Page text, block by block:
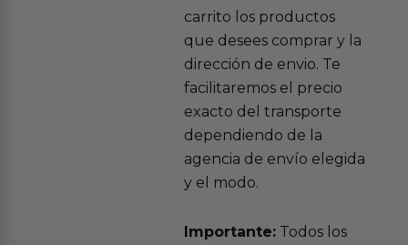
carrito los productos
que desees comprar y la
dirección de envio. Te
facilitaremos el precio
exacto del transporte
dependiendo de la
agencia de envío elegida
y el modo.
Importante:Todos los